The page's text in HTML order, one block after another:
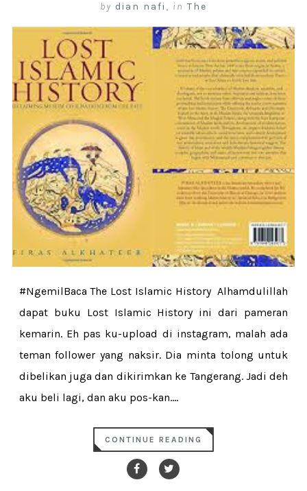
by dian nafi , in The
#NgemilBaca The Lost Islamic History Alhamdulillah
dapat buku Lost Islamic History ini dari pameran
kemarin. Eh pas ku-upload di instagram, malah ada
teman follower yang naksir. Dia minta tolong untuk
dibelikan juga dan dikirimkan ke Tangerang. Jadi deh
aku beli lagi, dan aku pos-kan....
CONTINUE READING